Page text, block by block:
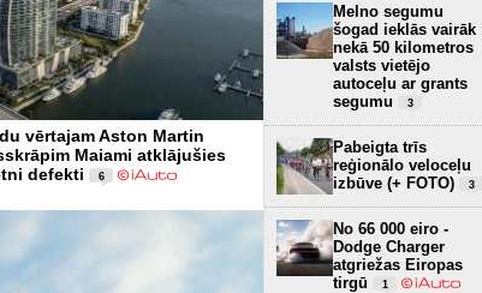
vērtajam Aston Martin
Maiami atklājušies
defekti
6
Melno segumu
šogad ieklās vairāk
nekā 50 kilometros
valsts vietējo
autoceļu ar grants
segumu
3
Pabeigta trīs
reģionālo veloceļu
izbūve (+ FOTO)
3
No 66 000 eiro -
Dodge Charger
atgriežas Eiropas
tirgū
1